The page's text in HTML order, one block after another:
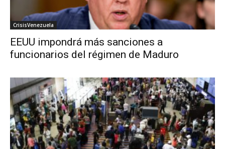
CrisisVenezuela
EEUU impondrá más sanciones a
funcionarios del régimen de Maduro